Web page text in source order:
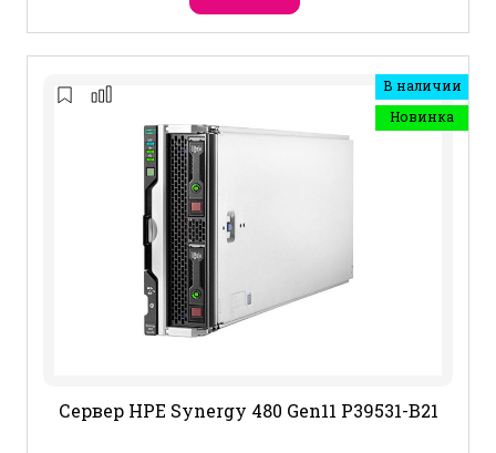
В наличии
Новинка
Сервер HPE Synergy 480 Gen11 P39531-B21